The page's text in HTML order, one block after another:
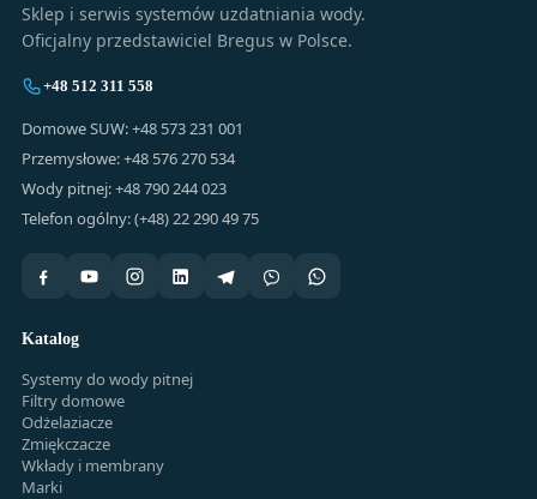
Sklep i serwis systemów uzdatniania wody.
Oficjalny przedstawiciel Bregus w Polsce.
+48 512 311 558
Domowe SUW: +48 573 231 001
Przemysłowe: +48 576 270 534
Wody pitnej: +48 790 244 023
Telefon ogólny: (+48) 22 290 49 75
Katalog
Systemy do wody pitnej
Filtry domowe
Odżelaziacze
Zmiękczacze
Wkłady i membrany
Marki